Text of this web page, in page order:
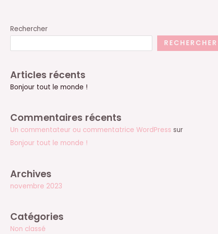
Rechercher
RECHERCHER
Articles récents
Bonjour tout le monde !
Commentaires récents
Un commentateur ou commentatrice WordPress sur
Bonjour tout le monde !
Archives
novembre 2023
Catégories
Non classé